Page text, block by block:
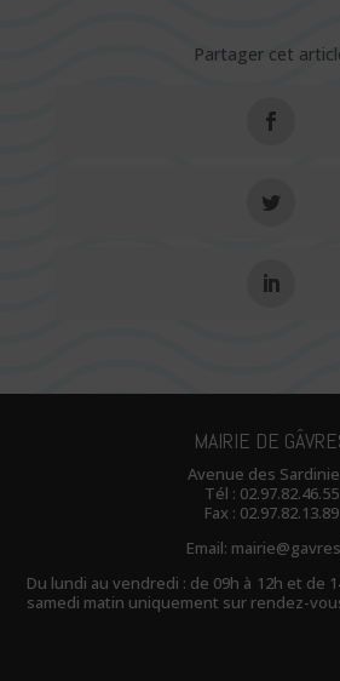
Partager cet
MAIRIE DE
Avenue des
Tél : 02.97.82.46.55
Fax : 02.97.82.13.89
Email:
Du lundi au vendredi : de 09h à 12h et de
samedi matin uniquement sur rendez-